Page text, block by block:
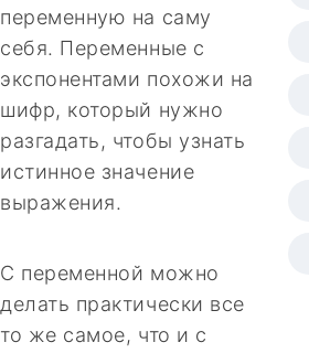
переменную на саму
себя. Переменные с
экспонентами похожи на
шифр, который нужно
разгадать, чтобы узнать
истинное значение
выражения.
С переменной можно
делать практически все
то же самое, что и с